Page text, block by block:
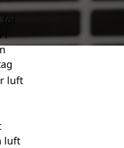
i
luft
luft